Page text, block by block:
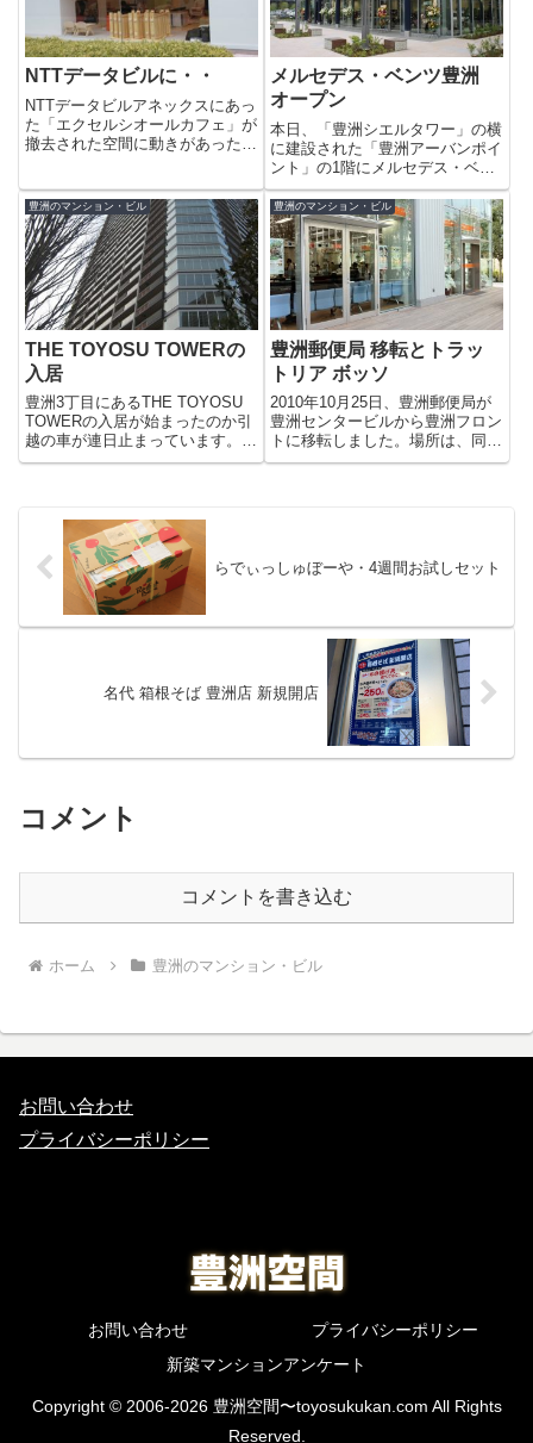
NTTデータビルに・・
NTTデータビルアネックスにあっ
た「エクセルシオールカフェ」が
撤去された空間に動きがあったの
ますがNTTデータビルに出来ると
はびっくりしました。どうやら
「企業内託児所」らしいです。...
メルセデス・ベンツ豊洲
オープン
本日、「豊洲シエルタワー」の横
に建設された「豊洲アーバンポイ
ント」の1階にメルセデス・ベン
ツ豊洲がオープンしていました。
豊洲に車のショールームはが出来
るのは「Audi 豊洲ショールー
ム」と「ボルボ・カーズ豊洲」に
続いて3社目です。最新のメル...
豊洲のマンション・ビル
THE TOYOSU TOWERの
入居
豊洲3丁目にあるTHE TOYOSU
TOWERの入居が始まったのか引
越の車が連日止まっています。ロ
ビーはホテルのようでかなり、ゴ
が多くなればまた、豊洲の夜景が
変わります。⇒ TH...
豊洲のマンション・ビル
豊洲郵便局 移転とトラッ
トリア ボッソ
2010年10月25日、豊洲郵便局が
豊洲センタービルから豊洲フロン
トに移転しました。場所は、同じ
豊洲フロントのパン屋さん・ベル
らでぃっしゅぼーや・4週間お試しセット
名代 箱根そば 豊洲店 新規開店
コメント
コメントを書き込む
ホーム 豊洲のマンション・ビル
お問い合わせ
プライバシーポリシー
お問い合わせ
プライバシーポリシー
新築マンションアンケート
Copyright © 2006-2026 豊洲空間〜toyosukukan.com All Rights
Reserved.